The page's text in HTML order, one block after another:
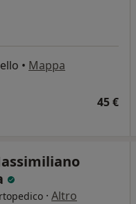
• Mappa
45 €
· Altro